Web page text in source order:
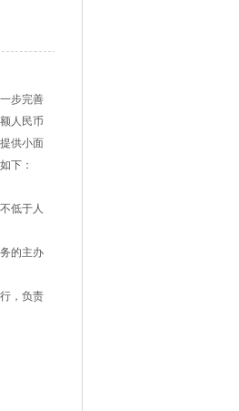
步完善
人民币
供小面
下：
低于人
的主办
，负责